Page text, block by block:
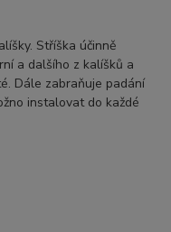
Stříška účinně
a dalšího z kalíšků a
Dále zabraňuje padání
instalovat do každé